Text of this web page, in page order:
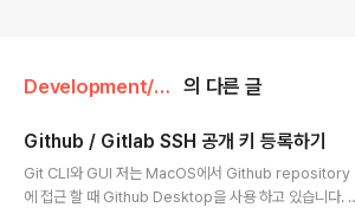
Development/Git 의 다른 글
Github / Gitlab SSH 공개 키 등록하기
Git CLI와 GUI 저는 MacOS에서 Github repository
에 접근 할 때 Github Desktop을 사용 하고 있습니다. ​